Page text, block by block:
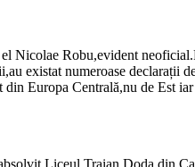
Nicolae Robu,evident
existat numeroase
Europa Centrală,nu de Est
Liceul Traian Doda din